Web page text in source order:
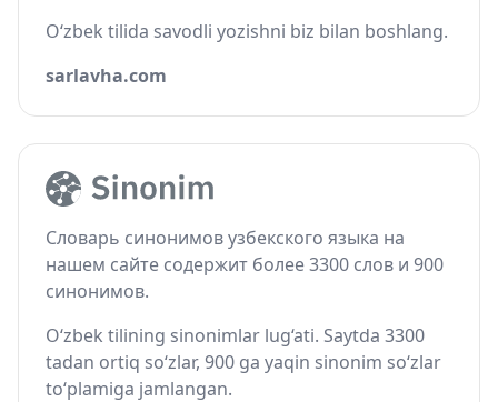
O‘zbek tilida savodli yozishni biz bilan boshlang.
sarlavha.com
Словарь синонимов узбекского языка на
нашем сайте содержит более 3300 слов и 900
синонимов.
O‘zbek tilining sinonimlar lug‘ati. Saytda 3300
tadan ortiq so‘zlar, 900 ga yaqin sinonim so‘zlar
to‘plamiga jamlangan.